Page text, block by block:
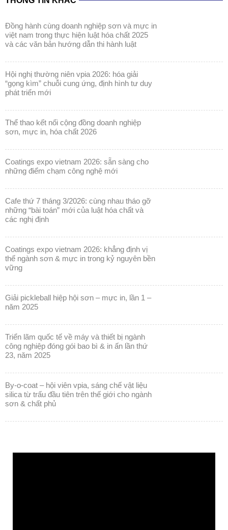
đồng hành cùng doanh nghiệp sơn và mực in
việt nam trong thực hiện luật hóa chất 2025
và các văn bản hướng dẫn thi hành luật
hội nghị thường niên vpia 2026: hóa giải
“gọng kìm” chuỗi cung ứng, định hình tư duy
phát triển mới
thể thao kết nối cộng đồng doanh nghiệp
sơn, mực in, hóa chất 2026
coatings expo vietnam 2026: sẵn sàng cho
những điểm chạm công nghệ mới
cafe thứ 7 tháng 3/2026: cùng nhau tháo gỡ
những “bài toán” mới của luật hóa chất và
các nghị định
coatings expo vietnam 2026: khẳng định vị
thế ngành sơn & mực in trong kỷ nguyên bền
vững
giải pickleball hiệp hội sơn – mực in, lần 1 –
năm 2025
triển lãm quốc tế về máy và thiết bị ngành
công nghiệp đóng gói bao bì & in ấn lần thứ
23, năm 2025
by-o-coat – hội viên vpia, sáng chế vật liệu
silica từ trấu đầu tiên trên thế giới cho ngành
sơn & chất phủ